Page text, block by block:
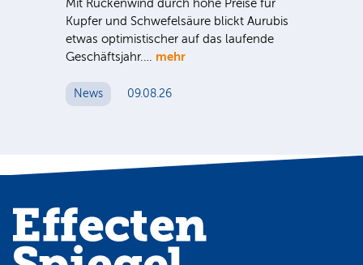
Mit Rückenwind durch hohe Preise für
Kupfer und Schwefelsäure blickt Aurubis
etwas optimistischer auf das laufende
Geschäftsjahr.… mehr
News 09.08.26